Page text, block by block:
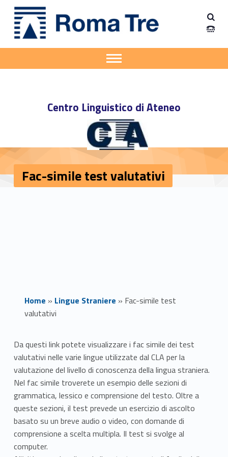
Fac-simile test valutativi - Centro Linguistico di Ateneo (CLA)
Centro Linguistico di Ateneo
Primary Menu
Apri il menu secondario
Header info sidebar
Fac-simile test valutativi
Home » Lingue Straniere » Fac-simile test
valutativi
F
a
c
-
s
i
Da questi link potete visualizzare i fac simile dei test
valutativi nelle varie lingue utilizzate dal CLA per la
valutazione del livello di conoscenza della lingua straniera.
Nel fac simile troverete un esempio delle sezioni di
grammatica, lessico e comprensione del testo. Oltre a
queste sezioni, il test prevede un esercizio di ascolto
basato su un breve audio o video, con domande di
comprensione a scelta multipla. Il test si svolge al
computer.